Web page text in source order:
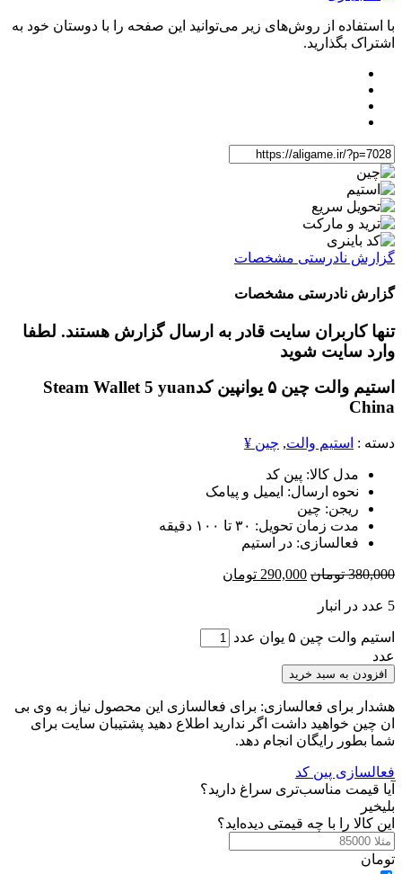
با استفاده از روش‌های زیر می‌توانید این صفحه را با دوستان خود به
اشتراک بگذارید.
گزارش نادرستی مشخصات
گزارش نادرستی مشخصات
تنها کاربران سایت قادر به ارسال گزارش هستند. لطفا
وارد سایت شوید
استیم والت چین ۵ یوان
پین کدSteam Wallet 5 yuan
China
دسته : استیم والت, چین ¥
مدل کالا: پین کد
نحوه ارسال: ایمیل و پیامک
ریجن: چین
مدت زمان تحویل: ۳۰ تا ۱۰۰ دقیقه
فعالسازی: در استیم
380,000 تومان 290,000 تومان
5 عدد در انبار
استیم والت چین ۵ یوان عدد
عدد
افزودن به سبد خرید
هشدار برای فعالسازی: برای فعالسازی این محصول نیاز به وی بی
ان چین خواهید داشت اگر ندارید اطلاع دهید پشتیبان سایت برای
شما بطور رایگان انجام دهد.
فعالسازی پین کد
آیا قیمت مناسب‌تری سراغ دارید؟
بلیخیر
این کالا را با چه قیمتی دیده‌اید؟
تومان